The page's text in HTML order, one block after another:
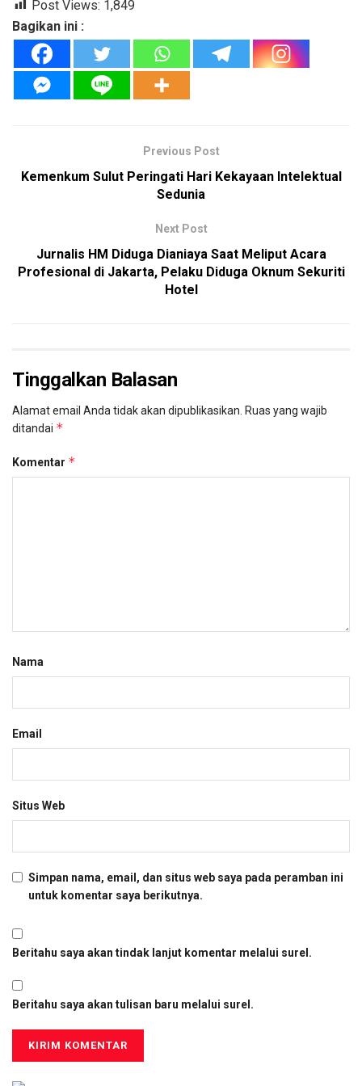
Post Views: 1,849
Bagikan ini :
Previous Post
Kemenkum Sulut Peringati Hari Kekayaan Intelektual
Sedunia
Next Post
Jurnalis HM Diduga Dianiaya Saat Meliput Acara
Profesional di Jakarta, Pelaku Diduga Oknum Sekuriti
Hotel
Tinggalkan Balasan
Alamat email Anda tidak akan dipublikasikan. Ruas yang wajib
ditandai *
Komentar *
Nama
Email
Situs Web
Simpan nama, email, dan situs web saya pada peramban ini
untuk komentar saya berikutnya.
Beritahu saya akan tindak lanjut komentar melalui surel.
Beritahu saya akan tulisan baru melalui surel.